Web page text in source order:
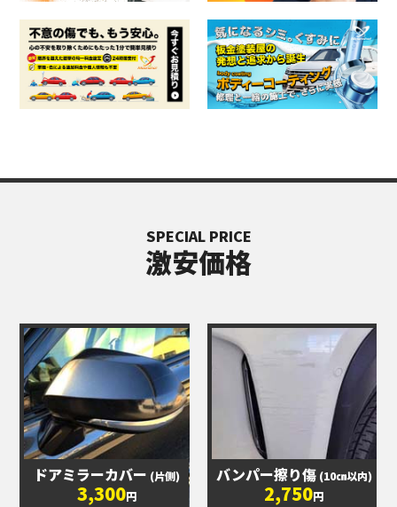
SPECIAL PRICE
激安価格
ドアミラーカバー (片側)
3,300円
バンパー擦り傷 (10㎝以内)
2,750円